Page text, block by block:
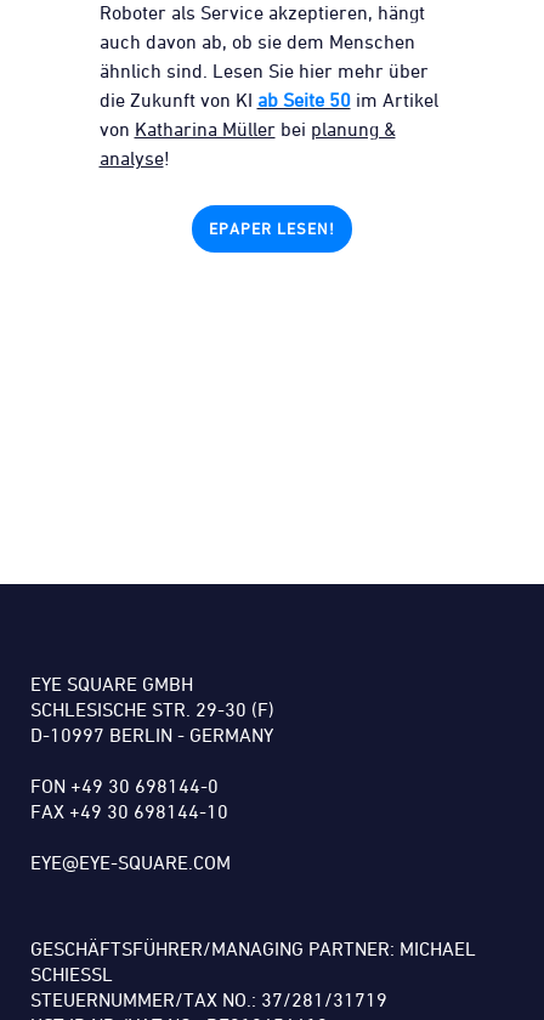
Roboter als Service akzeptieren, hängt
auch davon ab, ob sie dem Menschen
ähnlich sind. Lesen Sie hier mehr über
die Zukunft von KI ab Seite 50im Artikel
von Katharina Müllerbei planung &
analyse!
EPAPER LESEN!
EYE SQUARE GMBH
SCHLESISCHE STR. 29-30 (F)
D-10997 BERLIN - GERMANY
FON +49 30 698144-0
FAX +49 30 698144-10
EYE@EYE-SQUARE.COM
GESCHÄFTSFÜHRER/MANAGING PARTNER: MICHAEL
SCHIESSL
STEUERNUMMER/TAX NO.: 37/281/31719